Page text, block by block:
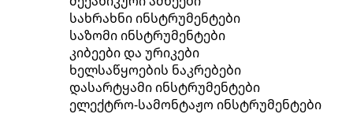
სახრახნი ინსტრუმენტები
საზომი ინსტრუმენტები
კიბეები და ურიკები
ხელსაწყოების ნაკრებები
დასარტყამი ინსტრუმენტები
ელექტრო-სამონტაჟო ინსტრუმენტები